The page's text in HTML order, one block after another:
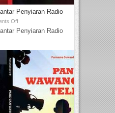
Penyiaran Radio
Off
Penyiaran Radio